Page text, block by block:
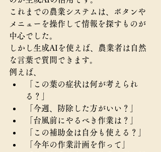
これまでの農業システムは、ボタンや
メニューを操作して情報を探すものが
中心でした。
しかし生成AIを使えば、農業者は自然
な言葉で質問できます。
例えば、
「この葉の症状は何が考えられ
る？」
「今週、防除した方がいい？」
「台風前にやるべき作業は？」
「この補助金は自分も使える？」
「今年の作業計画を作って」